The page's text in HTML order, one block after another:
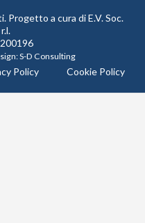
Progetto a cura diE.V. Soc.
S-D Consulting
Policy Cookie Policy